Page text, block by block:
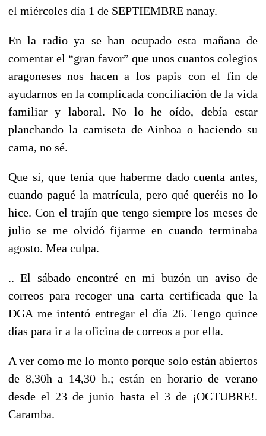
el miércoles día 1 de SEPTIEMBRE nanay.
En la radio ya se han ocupado esta mañana de
comentar el “gran favor” que unos cuantos colegios
aragoneses nos hacen a los papis con el fin de
ayudarnos en la complicada conciliación de la vida
familiar y laboral. No lo he oído, debía estar
planchando la camiseta de Ainhoa o haciendo su
cama, no sé.
Que sí, que tenía que haberme dado cuenta antes,
cuando pagué la matrícula, pero qué queréis no lo
hice. Con el trajín que tengo siempre los meses de
julio se me olvidó fijarme en cuando terminaba
agosto. Mea culpa.
.. El sábado encontré en mi buzón un aviso de
correos para recoger una carta certificada que la
DGA me intentó entregar el día 26. Tengo quince
días para ir a la oficina de correos a por ella.
A ver como me lo monto porque solo están abiertos
de 8,30h a 14,30 h.; están en horario de verano
desde el 23 de junio hasta el 3 de ¡OCTUBRE!.
Caramba.